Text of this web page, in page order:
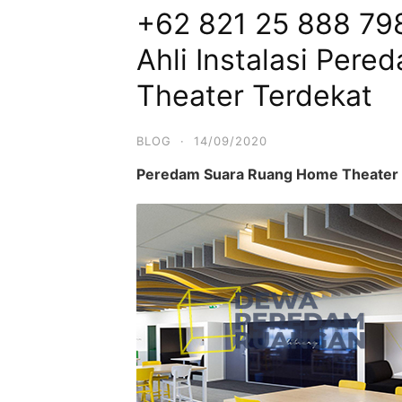
+62 821 25 888
Ahli Instalasi
Theater Terdekat
BLOG · 14/09/2020
Peredam Suara Ruang Home Theater